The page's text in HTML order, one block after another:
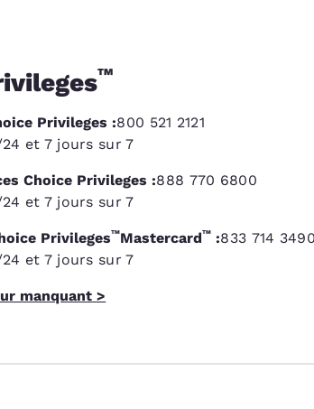
™
Privileges :800 521 2121
et 7 jours sur 7
Choice Privileges :888 770 6800
et 7 jours sur 7
Privileges™Mastercard™ :833 714 3490
et 7 jours sur 7
manquant >